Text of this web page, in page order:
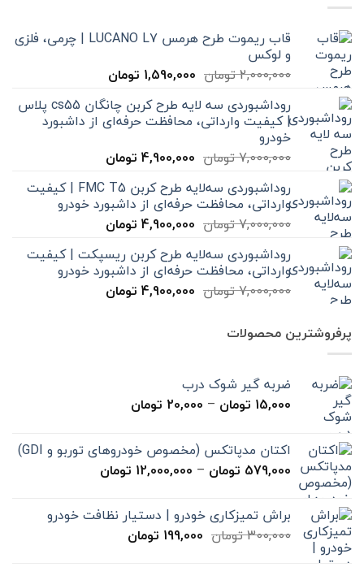
قاب ریموت طرح هرمس LUCANO L7 | چرمی، فلزی
و لوکس
2,000,000تومان قیمت
2,000,000 تومان
بود.
1,590,000 تومانقیمت
1,590,000 تومان
است.
روداشبوردی سه‌ لایه طرح کربن چانگان cs55 پلاس
| کیفیت وارداتی، محافظت حرفه‌ای از داشبورد
خودرو
7,000,000تومان قیمت
7,000,000 تومان
بود.
4,900,000 تومانقیمت
4,900,000 تومان
است.
روداشبوردی سه‌لایه طرح کربن FMC T5 | کیفیت
وارداتی، محافظت حرفه‌ای از داشبورد خودرو
7,000,000تومان قیمت
7,000,000 تومان
بود.
4,900,000 تومانقیمت
4,900,000 تومان
است.
روداشبوردی سه‌لایه طرح کربن ریسپکت | کیفیت
وارداتی، محافظت حرفه‌ای از داشبورد خودرو
7,000,000تومان قیمت
4,900,000 تومانقیمت
پرفروشترین محصولات
ضربه گیر شوک درب
15,000 تومان –
20,000 تومان
تا
20,000 تومان
اکتان مدپاتکس (مخصوص خودروهای توربو و GDI)
579,000 تومان –
12,000,000 تومان
تا
براش تمیزکاری خودرو | دستیار نظافت خودرو
300,000تومان قیمت
199,000 تومانقیمت